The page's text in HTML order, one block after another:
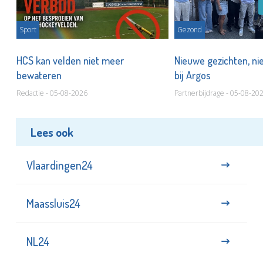
Sport
HCS kan velden niet meer
bewateren
Redactie - 05-08-2026
Gezond
Nieuwe gezichten,
bij Argos
Partnerbijdrage - 05-08-
Lees ook
Vlaardingen24
Maassluis24
NL24